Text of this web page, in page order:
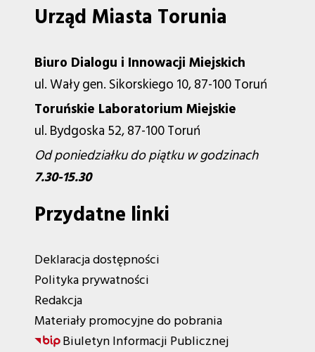
Urząd Miasta Torunia
Biuro Dialogu i Innowacji Miejskich
ul. Wały gen. Sikorskiego 10, 87-100 Toruń
Toruńskie Laboratorium Miejskie
ul. Bydgoska 52, 87-100 Toruń
Od poniedziałku do piątku w godzinach
7.30-15.30
Przydatne linki
Deklaracja dostępności
Polityka prywatności
Redakcja
Materiały promocyjne do pobrania
Biuletyn Informacji Publicznej